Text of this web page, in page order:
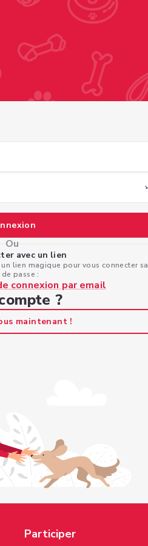
Ou
avec un lien
lien magique pour vous connecter
passe :
connexion par email
?
maintenant !
Participer